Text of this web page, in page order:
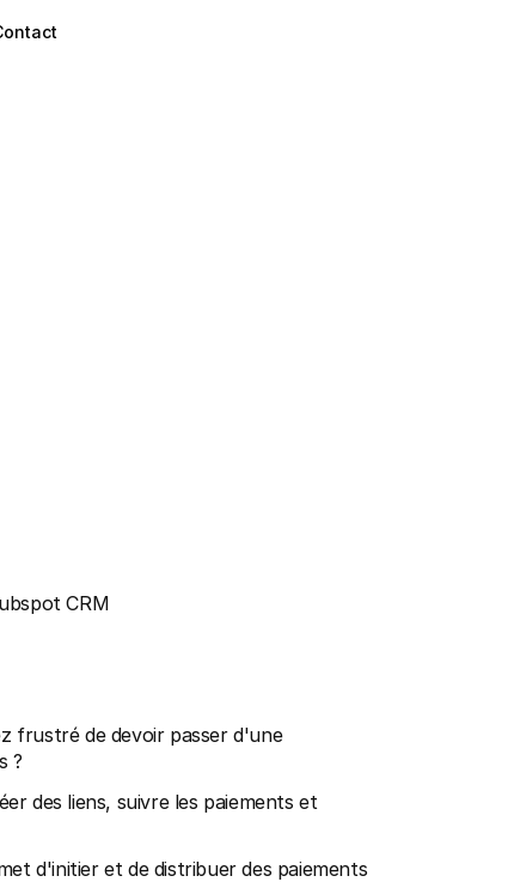
CRM
frustré de devoir passer d'une
?
des liens, suivre les paiements et
d'initier et de distribuer des paiements